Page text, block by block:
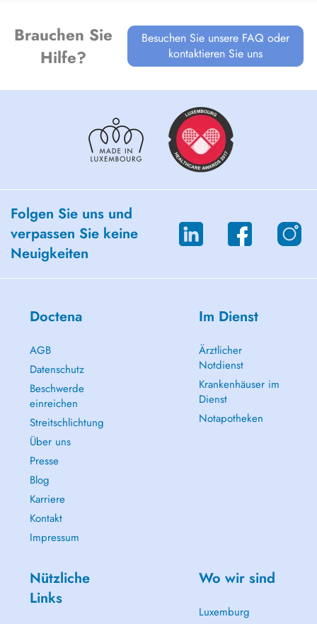
Brauchen Sie
Hilfe?
Besuchen Sie unsere FAQ oder
kontaktieren Sie uns
Folgen Sie uns und
verpassen Sie keine
Neuigkeiten
Doctena
AGB
Datenschutz
Beschwerde
einreichen
Streitschlichtung
Über uns
Presse
Blog
Karriere
Kontakt
Impressum
Im Dienst
Ärztlicher
Notdienst
Krankenhäuser im
Dienst
Notapotheken
Nützliche
Links
Wo wir sind
Luxemburg